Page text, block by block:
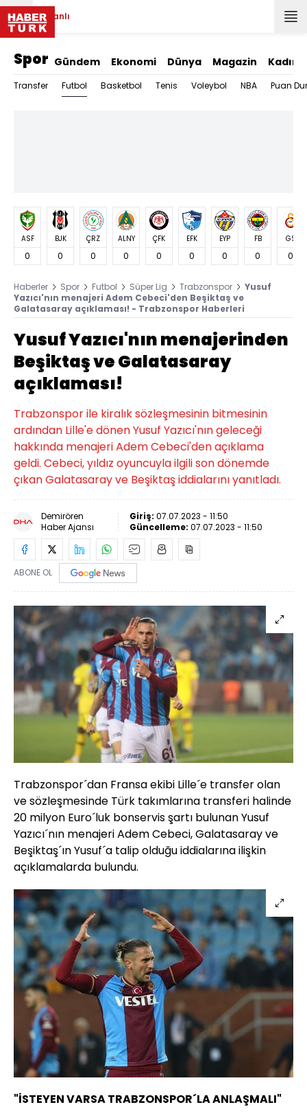
Canlı
Spor Gündem Ekonomi Dünya Magazin Kadın
Transfer Futbol Basketbol Tenis Voleybol NBA Puan
ASF
0
BJK
0
ÇRZ
0
ALNY
0
ÇFK
0
EFK
0
EYP
0
FB
0
GS
0
Haberler Spor Futbol Süper Lig Trabzonspor
Yusuf
Yazıcı'nın menajeri Adem Cebeci'den Beşiktaş ve
Galatasaray açıklaması! - Trabzonspor Haberleri
Yusuf Yazıcı'nın menajerinden
Beşiktaş ve Galatasaray
açıklaması!
Trabzonspor ile kiralık sözleşmesinin bitmesinin
ardından Lille'e dönen Yusuf Yazıcı'nın geleceği
hakkında menajeri Adem Cebeci'den açıklama
geldi. Cebeci, yıldız oyuncuyla ilgili son dönemde
çıkan Galatasaray ve Beşiktaş iddialarını yanıtladı.
Demirören
Haber Ajansı
Giriş: 07.07.2023 - 11:50
Güncelleme: 07.07.2023 - 11:50
ABONE OL
Trabzonspor´dan Fransa ekibi Lille´e transfer olan
ve sözleşmesinde Türk takımlarına transferi halinde
20 milyon Euro´luk bonservis şartı bulunan Yusuf
Yazıcı´nın menajeri Adem Cebeci, Galatasaray ve
Beşiktaş´ın Yusuf´a talip olduğu iddialarına ilişkin
açıklamalarda bulundu.
"İSTEYEN VARSA TRABZONSPOR´LA ANLAŞMALI"